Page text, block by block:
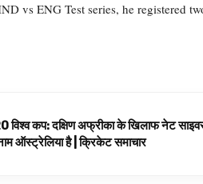
vs ENG Test series, he registered
विश्व कप: दक्षिण अफ्रीका के खिलाफ नेट
ऑस्ट्रेलिया है | क्रिकेट समाचार